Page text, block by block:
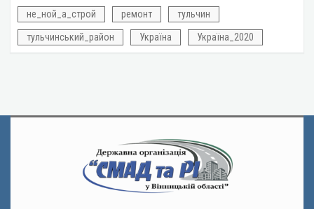
не_ной_а_строй ремонт тульчин
тульчинський_район Україна Україна_2020